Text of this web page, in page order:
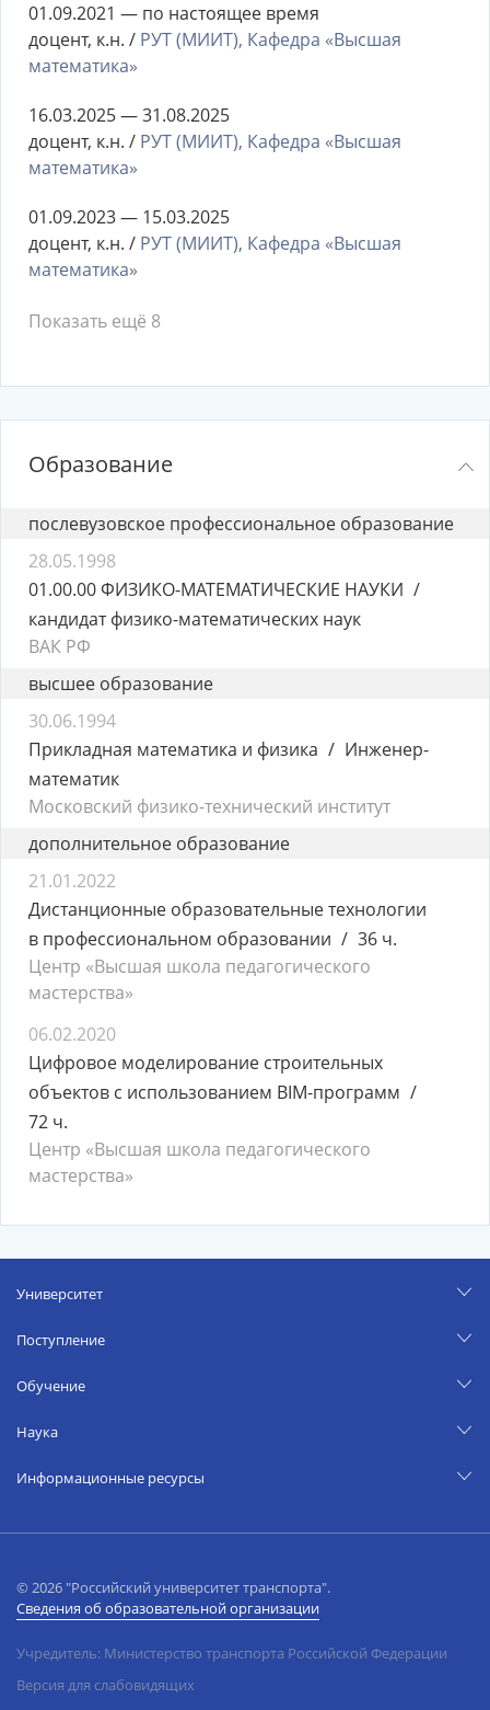
01.09.2021 — по настоящее время
доцент, к.н. / РУТ (МИИТ), Кафедра «Высшая
математика»
16.03.2025 — 31.08.2025
доцент, к.н. / РУТ (МИИТ), Кафедра «Высшая
математика»
01.09.2023 — 15.03.2025
доцент, к.н. / РУТ (МИИТ), Кафедра «Высшая
математика»
Показать ещё 8
Образование
послевузовское профессиональное образование
28.05.1998
01.00.00 ФИЗИКО-МАТЕМАТИЧЕСКИЕ НАУКИ
кандидат физико-математических наук
ВАК РФ
высшее образование
30.06.1994
Прикладная математика и физика
Инженер-
математик
Московский физико-технический институт
дополнительное образование
21.01.2022
Дистанционные образовательные технологии
в профессиональном образовании
36 ч.
Центр «Высшая школа педагогического
мастерства»
06.02.2020
Цифровое моделирование строительных
объектов с использованием BIM-программ
72 ч.
Центр «Высшая школа педагогического
мастерства»
Университет
Поступление
Обучение
Наука
Информационные ресурсы
© 2026 "Российский университет транспорта".
Сведения об образовательной организации
Учредитель: Министерство транспорта Российской Федерации
Версия для слабовидящих